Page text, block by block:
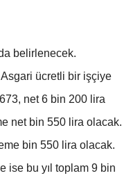
belirlenecek.
ücretli bir işçiye
net 6 bin 200 lira
net bin 550 lira olacak.
bin 550 lira olacak.
ise bu yıl toplam 9 bin